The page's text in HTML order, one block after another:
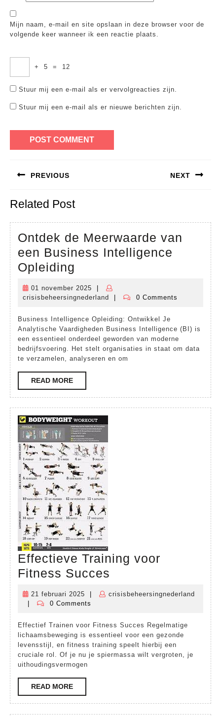
Mijn naam, e-mail en site opslaan in deze browser voor de
volgende keer wanneer ik een reactie plaats.
+ 5 = 12
Stuur mij een e-mail als er vervolgreacties zijn.
Stuur mij een e-mail als er nieuwe berichten zijn.
navigatie
PREVIOUS
post:
NEXT
Related Post
Ontdek de Meerwaarde van
een Business Intelligence
Opleiding
Meerwaarde
een
Business
Intelligence
Opleiding
01 november 2025
01
november
crisisbeheersingnederland
crisisbeheersingnederland
0 Comments
Business Intelligence Opleiding: Ontwikkel Je
Analytische Vaardigheden Business Intelligence (BI) is
een essentieel onderdeel geworden van moderne
bedrijfsvoering. Het stelt organisaties in staat om data
te verzamelen, analyseren en om
READ MOREREAD
MORE
Effectieve Training voor
Fitness Succes
Succes
21 februari 2025
21
februari
crisisbeheersingnederland
crisisbeheersingnederland
0 Comments
Effectief Trainen voor Fitness Succes Regelmatige
lichaamsbeweging is essentieel voor een gezonde
levensstijl, en fitness training speelt hierbij een
cruciale rol. Of je nu je spiermassa wilt vergroten, je
uithoudingsvermogen
READ MOREREAD
MORE